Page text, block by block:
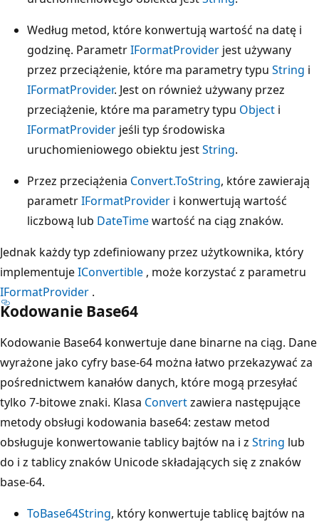
Według metod, które konwertują wartość na datę i
godzinę. ParametrIFormatProvider jest używany
przez przeciążenie, które ma parametry typu String i
IFormatProvider. Jest on również używany przez
przeciążenie, które ma parametry typu Object i
IFormatProvider jeśli typ środowiska
uruchomieniowego obiektu jestString.
Przez przeciążenia Convert.ToString, które zawierają
parametrIFormatProvider i konwertują wartość
liczbową lub DateTimewartość na ciąg znaków.
Jednak każdy typ zdefiniowany przez użytkownika, który
implementujeIConvertible , może korzystać z parametru
IFormatProvider .
Kodowanie Base64
Kodowanie Base64 konwertuje dane binarne na ciąg. Dane
wyrażone jako cyfry base-64 można łatwo przekazywać za
pośrednictwem kanałów danych, które mogą przesyłać
tylko 7-bitowe znaki. Klasa Convertzawiera następujące
metody obsługi kodowania base64: zestaw metod
obsługuje konwertowanie tablicy bajtów na i z String lub
do i z tablicy znaków Unicode składających się z znaków
base-64.
ToBase64String, który konwertuje tablicę bajtów na